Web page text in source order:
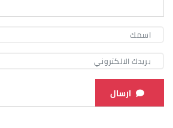
ارسال